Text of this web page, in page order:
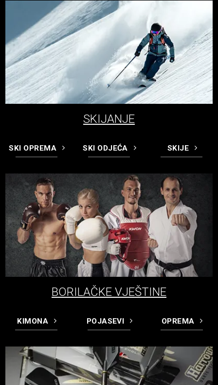
SKIJANJE
SKI OPREMA SKI ODJEĆA SKIJE
BORILAČKE VJEŠTINE
KIMONA POJASEVI OPREMA